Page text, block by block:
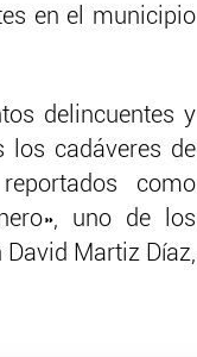
en el municipio
delincuentes y
los cadáveres de
como
uno de los
Martiz Díaz,